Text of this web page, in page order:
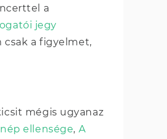
a
jegy
csak a figyelmet,
mégis ugyanaz
ellensége, A